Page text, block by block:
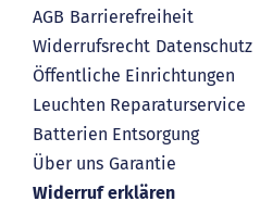
AGB Barrierefreiheit
Widerrufsrecht Datenschutz
Öffentliche Einrichtungen
Leuchten Reparaturservice
Batterien Entsorgung
Über uns Garantie
Widerruf erklären